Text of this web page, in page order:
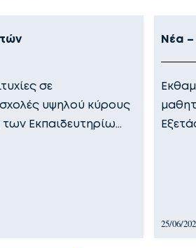
σε
υψηλού κύρους
Εκπαιδευτηρίω…
Νέα –
25/06/